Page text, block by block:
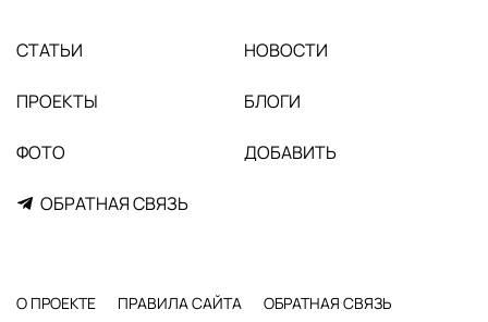
СТАТЬИ НОВОСТИ
ПРОЕКТЫ БЛОГИ
ФОТО ДОБАВИТЬ
ОБРАТНАЯ СВЯЗЬ
О ПРОЕКТЕ ПРАВИЛА САЙТА ОБРАТНАЯ СВЯЗЬ